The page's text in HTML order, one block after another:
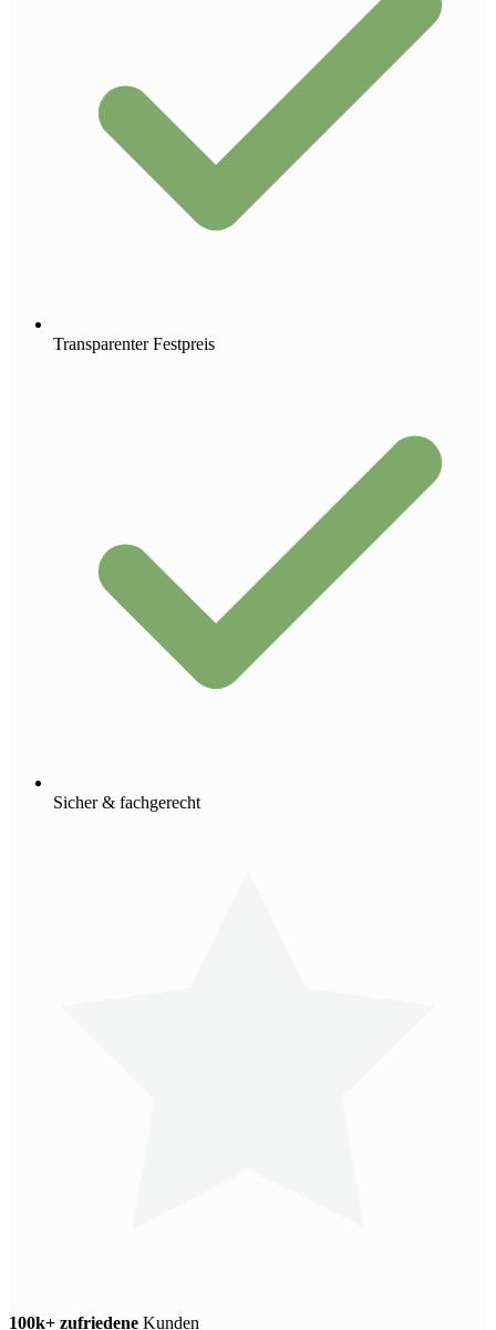
Transparenter Festpreis
Sicher & fachgerecht
100k+ zufriedene Kunden